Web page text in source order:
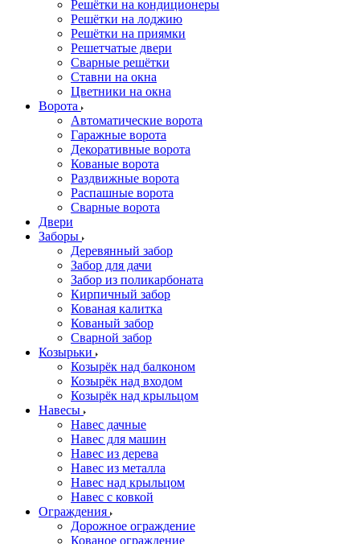
Решётки на кондиционеры
Решётки на лоджию
Решётки на приямки
Решетчатые двери
Сварные решётки
Ставни на окна
Цветники на окна
Ворота
Автоматические ворота
Гаражные ворота
Декоративные ворота
Кованые ворота
Раздвижные ворота
Распашные ворота
Сварные ворота
Двери
Заборы
Деревянный забор
Забор для дачи
Забор из поликарбоната
Кирпичный забор
Кованая калитка
Кованый забор
Сварной забор
Козырьки
Козырёк над балконом
Козырёк над входом
Козырёк над крыльцом
Навесы
Навес дачные
Навес для машин
Навес из дерева
Навес из металла
Навес над крыльцом
Навес с ковкой
Ограждения
Дорожное ограждение
Кованое ограждение